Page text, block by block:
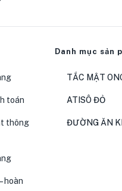
toán
thông
hoàn
Danh mục sản
TẮC MẬT
ATISÔ ĐỎ
ĐƯỜNG ĂN